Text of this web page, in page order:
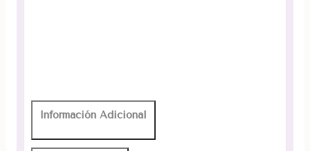
Información Adicional